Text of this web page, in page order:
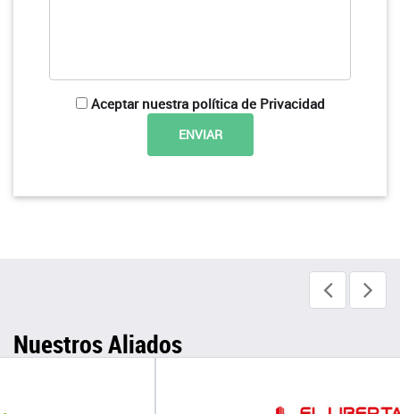
Aceptar nuestra política de Privacidad
Nuestros Aliados